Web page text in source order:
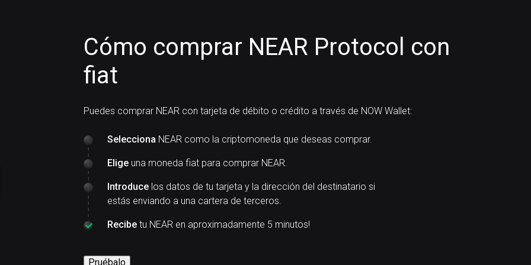
Cómo comprar NEAR Protocol con
fiat
Puedes comprar NEAR con tarjeta de débito o crédito a través de NOW Wallet:
Selecciona NEAR como la criptomoneda que deseas comprar.
Eligeuna moneda fiat para comprar NEAR.
Introducelos datos de tu tarjeta y la dirección del destinatario si
estás enviando a una cartera de terceros.
Recibetu NEAR en aproximadamente 5 minutos!
Pruébalo